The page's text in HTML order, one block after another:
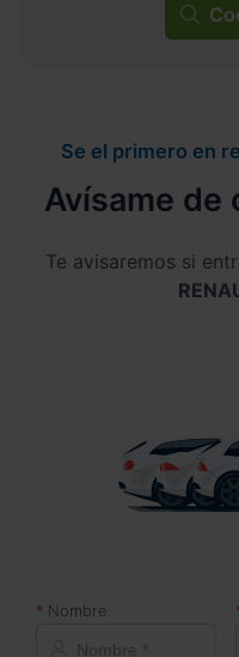
Se el primero en
Avísame de
Te avisaremos si
Nombre